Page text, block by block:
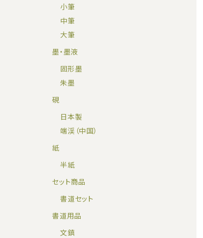
小筆
中筆
大筆
墨・墨液
固形墨
朱墨
硯
日本製
端渓（中国）
紙
半紙
セット商品
書道セット
書道用品
文鎮